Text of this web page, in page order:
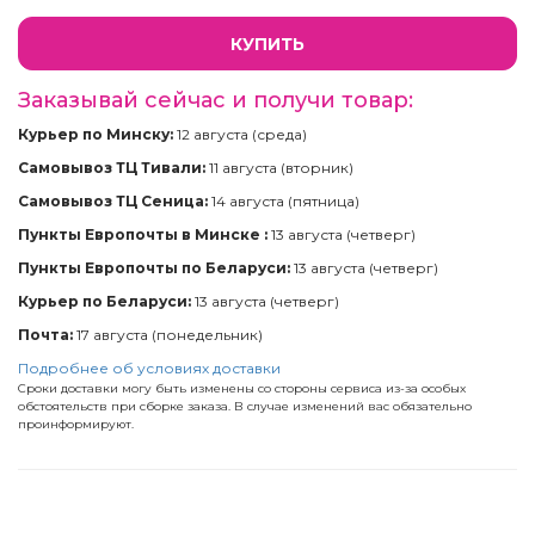
КУПИТЬ
Заказывай сейчас и получи товар:
Курьер по Минску: 12 августа (среда)
Самовывоз ТЦ Тивали: 11 августа (вторник)
Самовывоз ТЦ Сеница: 14 августа (пятница)
Пункты Европочты в Минске : 13 августа (четверг)
Пункты Европочты по Беларуси: 13 августа (четверг)
Курьер по Беларуси: 13 августа (четверг)
Почта: 17 августа (понедельник)
Подробнее об условиях доставки
Сроки доставки могу быть изменены со стороны сервиса из-за особых
обстоятельств при сборке заказа. В случае изменений вас обязательно
проинформируют.